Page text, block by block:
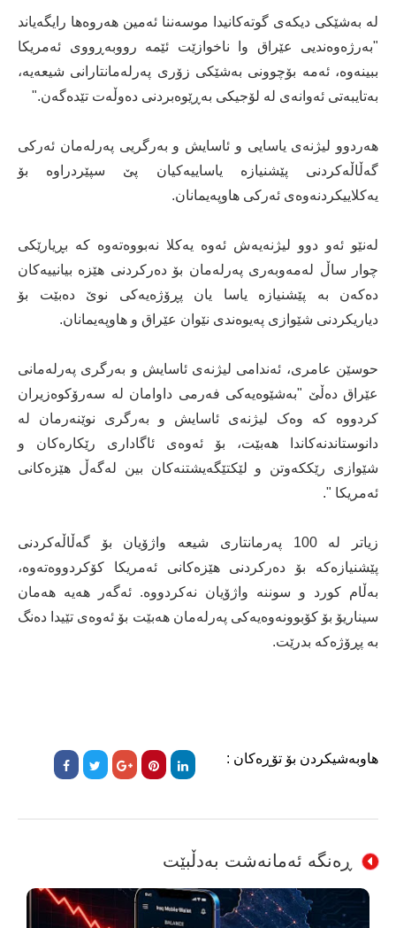
لە بەشێکی دیکەی گوتەکانیدا موسەننا ئەمین هەروەها رایگەیاند
"بەرژەوەندیی عێراق وا ناخوازێت ئێمە رووبەڕووی ئەمریکا
ببینەوە، ئەمە بۆچوونی بەشێکی زۆری پەرلەمانتارانی شیعەیە،
بەتایبەتی ئەوانەی لە لۆجیکی بەڕێوەبردنی دەوڵەت تێدەگەن."
هەردوو لیژنەى یاسایی و ئاسایش و بەرگریى پەرلەمان ئەرکى
گەڵاڵەکردنى پێشنیازە یاساییەکیان پێ سپێردراوە بۆ
یەکلاییکردنەوەى ئەرکى هاوپەیمانان.
لەنێو ئەو دوو لیژنەیەش ئەوە یەکلا نەبووەتەوە کە بڕیارێکى
چوار ساڵ لەمەوبەرى پەرلەمان بۆ دەرکردنى هێزە بیانییەکان
دەکەن بە پێشنیازە یاسا یان پڕۆژەیەکى نوێ دەبێت بۆ
دیاریکردنى شێوازى پەیوەندى نێوان عێراق و هاوپەیمانان.
حوسێن عامرى، ئەندامى لیژنەى ئاسایش و بەرگرى پەرلەمانى
عێراق دەڵێ "بەشێوەیەکى فەرمى داوامان لە سەرۆکوەزیران
کردووە کە وەک لیژنەى ئاسایش و بەرگری نوێنەرمان لە
دانوستاندنەکاندا هەبێت، بۆ ئەوەى ئاگادارى رێکارەکان و
شێوازى رێککەوتن و لێکتێگەیشتنەکان بین لەگەڵ هێزەکانى
ئەمریکا ".
زیاتر لە 100 پەرمانتارى شیعە واژۆیان بۆ گەڵاڵەکردنى
پێشنیازەکە بۆ دەرکردنى هێزەکانى ئەمریکا کۆکردووەتەوە،
بەڵام کورد و سوننە واژۆیان نەکردووە. ئەگەر هەیە هەمان
سیناریۆ بۆ کۆبوونەوەیەکى پەرلەمان هەبێت بۆ ئەوەی تێیدا دەنگ
بە پڕۆژەکە بدرێت.
هاوبەشیکردن بۆ تۆڕەکان :
ڕەنگە ئەمانەشت بەدڵبێت